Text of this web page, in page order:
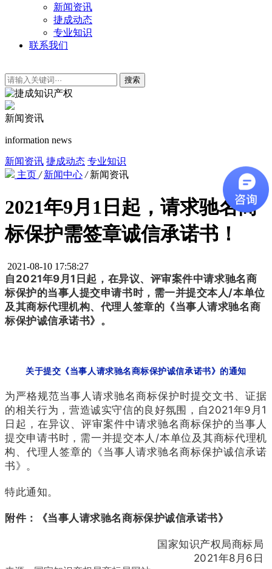
新闻资讯
捷成动态
专业知识
联系我们
搜索
新闻资讯
information news
新闻资讯 捷成动态 专业知识
主页 / 新闻中心 / 新闻资讯
2021年9月1日起，请求驰名商
标保护需签章诚信承诺书！
2021-08-10 17:58:27
自2021年9月1日起，在异议、评审案件中请求驰名商
标保护的当事人提交申请书时，需一并提交本人/本单位
及其商标代理机构、代理人签章的《当事人请求驰名商
标保护诚信承诺书》。
关于提交《当事人请求驰名商标保护诚信承诺书》的通知
为严格规范当事人请求驰名商标保护时提交文书、证据
的相关行为，营造诚实守信的良好氛围，自2021年9月1
日起，在异议、评审案件中请求驰名商标保护的当事人
提交申请书时，需一并提交本人/本单位及其商标代理机
构、代理人签章的《当事人请求驰名商标保护诚信承诺
书》。
特此通知。
附件：《当事人请求驰名商标保护诚信承诺书》
国家知识产权局商标局
2021年8月6日